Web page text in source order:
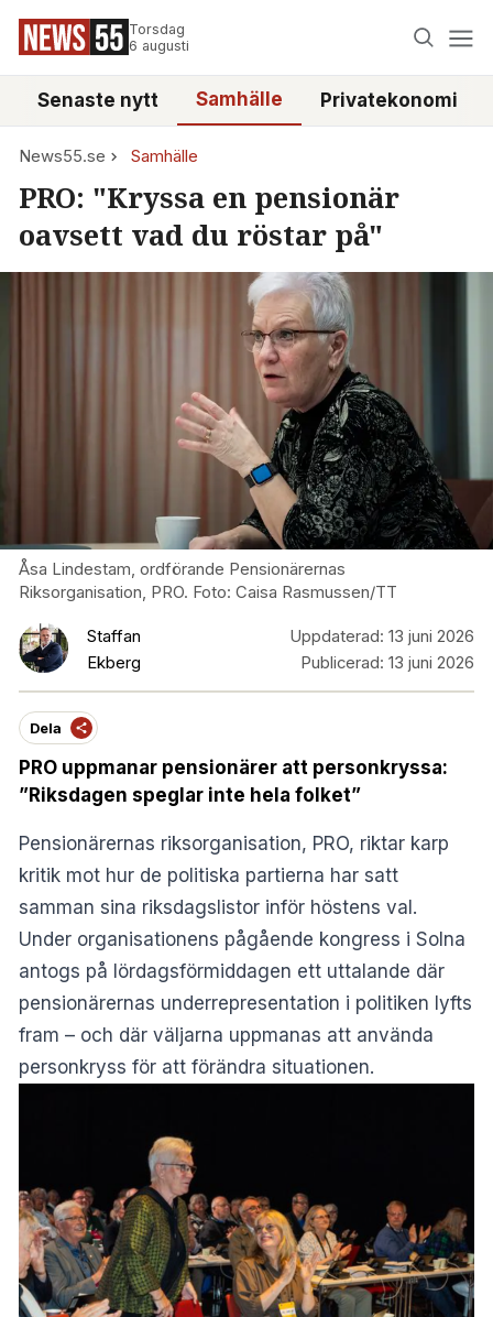
Torsdag
6 augusti
Senaste nytt Samhälle Privatekonomi
News55.se Samhälle
PRO: "Kryssa en pensionär
oavsett vad du röstar på"
Åsa Lindestam, ordförande Pensionärernas
Riksorganisation, PRO. Foto: Caisa Rasmussen/TT
Staffan
Ekberg
Uppdaterad: 13 juni 2026
Publicerad: 13 juni 2026
Dela
PRO uppmanar pensionärer att personkryssa:
”Riksdagen speglar inte hela folket”
Pensionärernas riksorganisation, PRO, riktar karp
kritik mot hur de politiska partierna har satt
samman sina riksdagslistor inför höstens val.
Under organisationens pågående kongress i Solna
antogs på lördagsförmiddagen ett uttalande där
pensionärernas underrepresentation i politiken lyfts
fram – och där väljarna uppmanas att använda
personkryss för att förändra situationen.